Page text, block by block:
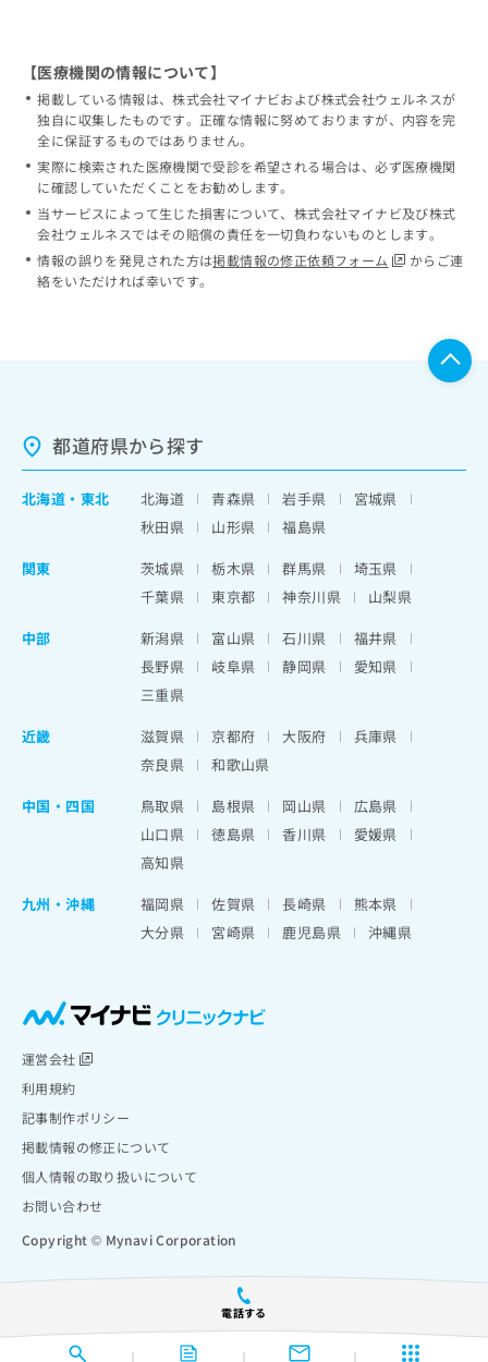
電話する
【医療機関の情報について】
掲載している情報は、株式会社マイナビおよび株式会社ウェルネスが
独自に収集したものです。正確な情報に努めておりますが、内容を完
全に保証するものではありません。
実際に検索された医療機関で受診を希望される場合は、必ず医療機関
に確認していただくことをお勧めします。
当サービスによって生じた損害について、株式会社マイナビ及び株式
会社ウェルネスではその賠償の責任を一切負わないものとします。
情報の誤りを発見された方は掲載情報の修正依頼フォーム
からご連
絡をいただければ幸いです。
都道府県から探す
北海道 ・ 東北 北海道 青森県 岩手県
宮城県
秋田県
山形県
福島県
関東
茨城県 栃木県 群馬県
埼玉県
千葉県
東京都 神奈川県
山梨県
中部
新潟県 富山県 石川県
福井県
長野県
岐阜県 静岡県
愛知県
三重県
近畿
滋賀県 京都府 大阪府
兵庫県
奈良県
和歌山県
中国・四国
鳥取県 島根県 岡山県
広島県
山口県
徳島県 香川県
愛媛県
高知県
九州・沖縄
福岡県 佐賀県 長崎県
熊本県
大分県
宮崎県 鹿児島県 沖縄県
運営会社
利用規約
記事制作ポリシー
掲載情報の修正について
個人情報の取り扱いについて
お問い合わせ
Copyright © Mynavi Corporation